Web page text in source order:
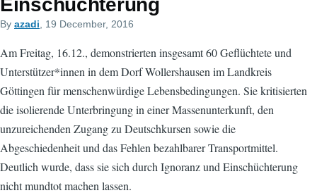
Einschüchterung
By azadi , 19 December, 2016
Am Freitag, 16.12., demonstrierten insgesamt 60 Geflüchtete und
Unterstützer*innen in dem Dorf Wollershausen im Landkreis
Göttingen für menschenwürdige Lebensbedingungen. Sie kritisierten
die isolierende Unterbringung in einer Massenunterkunft, den
unzureichenden Zugang zu Deutschkursen sowie die
Abgeschiedenheit und das Fehlen bezahlbarer Transportmittel.
Deutlich wurde, dass sie sich durch Ignoranz und Einschüchterung
nicht mundtot machen lassen.